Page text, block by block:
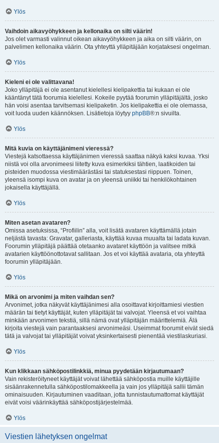
Ylös
Vaihdoin aikavyöhykkeen ja kellonaika on silti väärin!
Jos olet varmasti valinnut oikean aikavyöhykkeen ja aika on silti väärin, on
palvelimen kellonaika väärin. Ota yhteyttä ylläpitäjään korjataksesi ongelman.
Ylös
Kieleni ei ole valittavana!
Joko ylläpitäjä ei ole asentanut kielellesi kielipakettia tai kukaan ei ole
kääntänyt tätä foorumia kielellesi. Kokeile pyytää foorumin ylläpitäjältä, josko
hän voisi asentaa tarvitsemasi kielipaketin. Jos kielipakettia ei ole olemassa,
voit luoda uuden käännöksen. Lisätietoja löytyy phpBB®:n sivuilta.
Ylös
Mitä kuvia on käyttäjänimeni vieressä?
Viestejä katsottaessa käyttäjänimen vieressä saattaa näkyä kaksi kuvaa. Yksi
niistä voi olla arvonimeesi liitetty kuva esimerkiksi tähtien, laatikoiden tai
pisteiden muodossa viestimäärästäsi tai statuksestasi riippuen. Toinen,
yleensä isompi kuva on avatar ja on yleensä uniikki tai henkilökohtainen
jokaisella käyttäjällä.
Ylös
Miten asetan avataren?
Omissa asetuksissa, “Profiilin” alla, voit lisätä avataren käyttämällä jotain
neljästä tavasta: Gravatar, galleriasta, käyttää kuvaa muualta tai ladata kuvan.
Foorumin ylläpitäjä päättää otetaanko avataret käyttöön ja valitsee mitkä
avatarien käyttöönottotavat sallitaan. Jos et voi käyttää avataria, ota yhteyttä
foorumin ylläpitäjään.
Ylös
Mikä on arvonimi ja miten vaihdan sen?
Arvonimet, jotka näkyvät käyttäjänimesi alla osoittavat kirjoittamiesi viestien
määrän tai tietyt käyttäjät, kuten ylläpitäjät tai valvojat. Yleensä et voi vaihtaa
minkään arvonimen tekstiä, sillä nämä ovat ylläpitäjän määrittelemiä. Älä
kirjoita viestejä vain parantaaksesi arvonimeäsi. Useimmat foorumit eivät siedä
tätä ja valvojat tai ylläpitäjät voivat yksinkertaisesti pienentää viestilaskuriasi.
Ylös
Kun klikkaan sähköpostilinkkiä, minua pyydetään kirjautumaan?
Vain rekisteröityneet käyttäjät voivat lähettää sähköpostia muille käyttäjille
sisäänrakennetulla sähköpostilomakkeella ja vain jos ylläpitäjä sallii tämän
ominaisuuden. Kirjautuminen vaaditaan, jotta tunnistautumattomat käyttäjät
eivät voisi väärinkäyttää sähköpostijärjestelmää.
Ylös
Viestien lähetyksen ongelmat